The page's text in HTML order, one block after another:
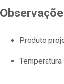
Produto
Temperatura